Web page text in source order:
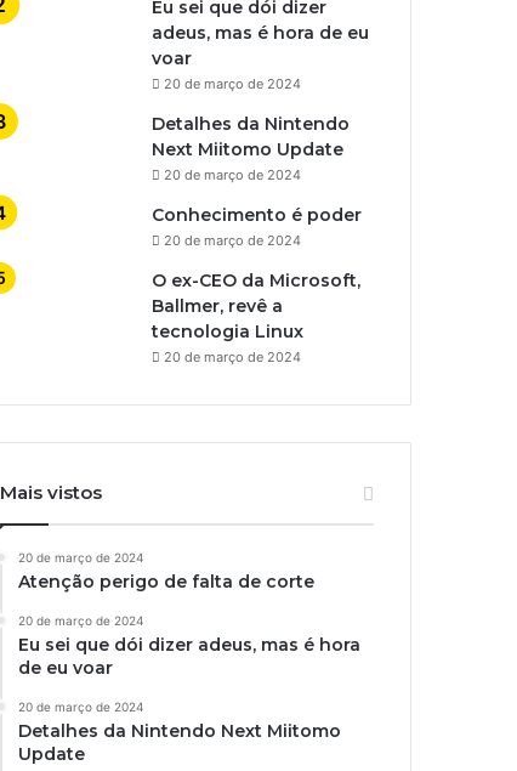
Eu sei que dói dizer
adeus, mas é hora de eu
voar
20 de março de 2024
Detalhes da Nintendo
Next Miitomo Update
20 de março de 2024
Conhecimento é poder
20 de março de 2024
O ex-CEO da Microsoft,
Ballmer, revê a
tecnologia Linux
20 de março de 2024
Mais vistos
20 de março de 2024
Atenção perigo de falta de corte
20 de março de 2024
Eu sei que dói dizer adeus, mas é hora
de eu voar
20 de março de 2024
Detalhes da Nintendo Next Miitomo
Update